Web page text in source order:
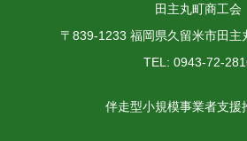
田主丸町商工会
〒839-1233 福岡県久留米市田主
TEL: 0943-72-
伴走型小規模事業者支援